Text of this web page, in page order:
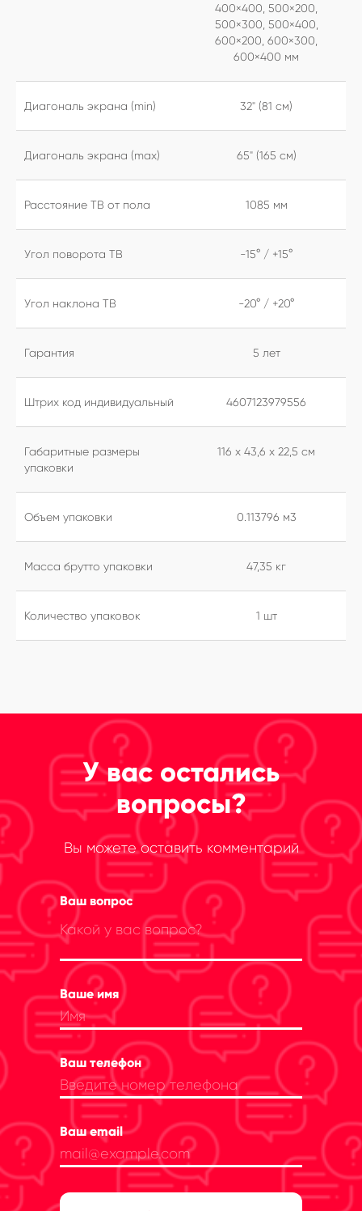
400×400, 500×200,
500×300, 500×400,
600×200, 600×300,
600×400 мм
Диагональ экрана (min) 32" (81 см)
Диагональ экрана (max) 65" (165 см)
Расстояние ТВ от пола 1085 мм
Угол поворота ТВ -15° / +15°
Угол наклона ТВ -20° / +20°
Гарантия 5 лет
Штрих код индивидуальный 4607123979556
Габаритные размеры
упаковки
116 х 43,6 х 22,5 см
Объем упаковки 0.113796 м3
Масса брутто упаковки 47,35 кг
Количество упаковок 1 шт
Вы можете оставить комментарий
У вас остались
вопросы?
Ваш вопрос
Ваше имя
Ваш телефон
Ваш email